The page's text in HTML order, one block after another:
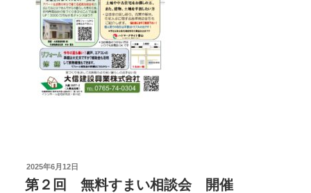
投
稿
日:
2025年6月12日
第２回 無料すまい相談会 開催